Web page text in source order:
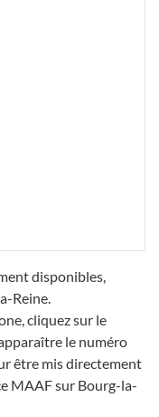
disponibles,
Reine.
cliquez sur le
le numéro
être mis directement
MAAF sur Bourg-la-